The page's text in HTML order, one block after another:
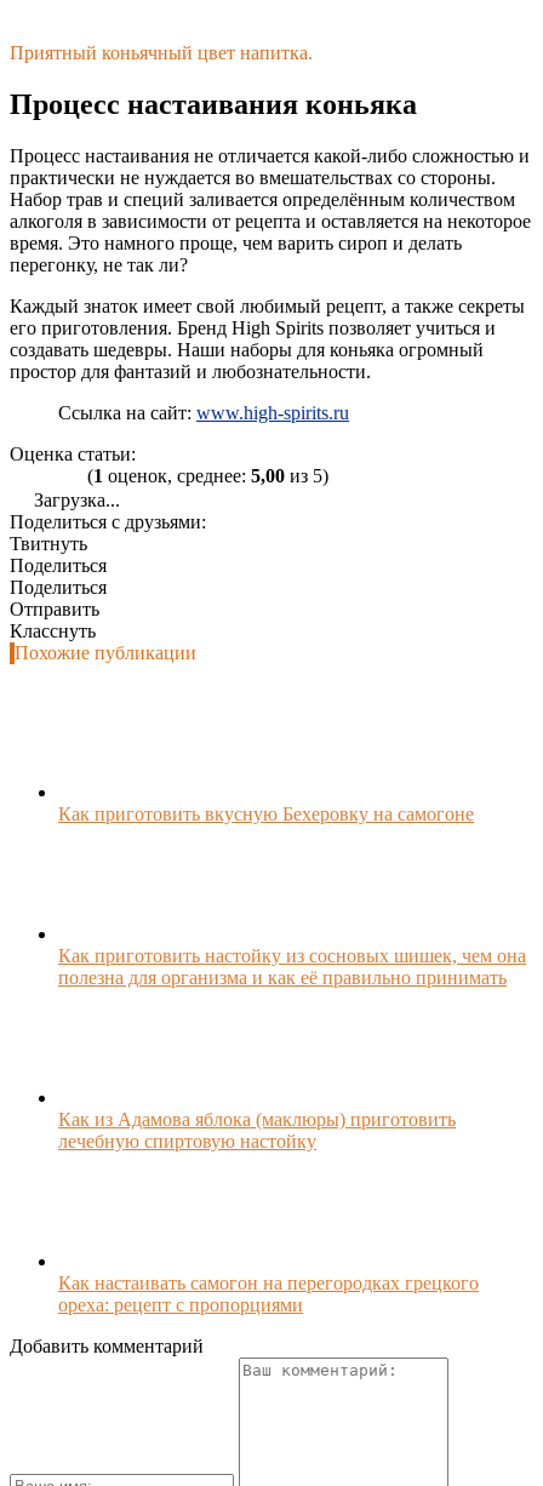
Приятный коньячный цвет напитка.
Процесс настаивания коньяка
Процесс настаивания не отличается какой-либо сложностью и
практически не нуждается во вмешательствах со стороны.
Набор трав и специй заливается определённым количеством
алкоголя в зависимости от рецепта и оставляется на некоторое
время. Это намного проще, чем варить сироп и делать
перегонку, не так ли?
Каждый знаток имеет свой любимый рецепт, а также секреты
его приготовления. Бренд High Spirits позволяет учиться и
создавать шедевры. Наши наборы для коньяка огромный
простор для фантазий и любознательности.
Ссылка на сайт: www.high-spirits.ru
Оценка статьи:
(1 оценок, среднее: 5,00 из 5)
Загрузка...
Поделиться с друзьями:
Твитнуть
Поделиться
Поделиться
Отправить
Класснуть
Похожие публикации
Как приготовить вкусную Бехеровку на самогоне
Как приготовить настойку из сосновых шишек, чем она
полезна для организма и как её правильно принимать
Как из Адамова яблока (маклюры) приготовить
лечебную спиртовую настойку
Как настаивать самогон на перегородках грецкого
ореха: рецепт с пропорциями
Добавить комментарий